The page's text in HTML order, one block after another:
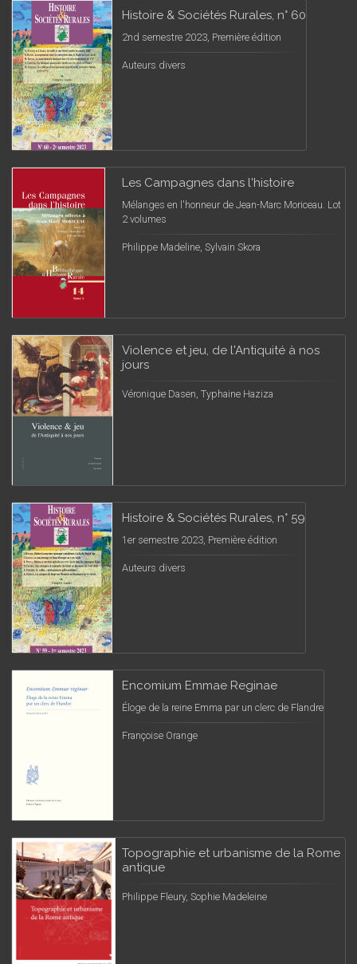
Histoire & Sociétés Rurales, n° 60
2nd semestre 2023, Première édition
Auteurs divers
Les Campagnes dans l'histoire
Mélanges en l'honneur de Jean-Marc Moriceau. Lot
2 volumes
Philippe Madeline, Sylvain Skora
Violence et jeu, de l'Antiquité à nos
jours
Véronique Dasen, Typhaine Haziza
Histoire & Sociétés Rurales, n° 59
1er semestre 2023, Première édition
Auteurs divers
Encomium Emmae Reginae
Éloge de la reine Emma par un clerc de Flandre
Françoise Orange
Topographie et urbanisme de la Rome
antique
Philippe Fleury, Sophie Madeleine